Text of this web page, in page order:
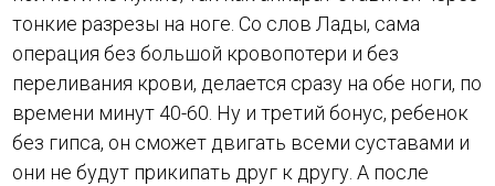
тонкие разрезы на ноге. Со слов Лады, сама
операция без большой кровопотери и без
переливания крови, делается сразу на обе ноги, по
времени минут 40-60. Ну и третий бонус, ребенок
без гипса, он сможет двигать всеми суставами и
они не будут прикипать друг к другу. А после